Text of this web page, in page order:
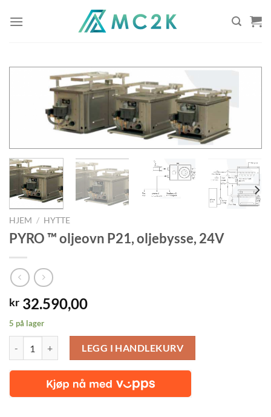
HJEM / HYTTE
PYRO ™ oljeovn P21, oljebysse, 24V
kr 32.590,00
5 på lager
LEGG I HANDLEKURV